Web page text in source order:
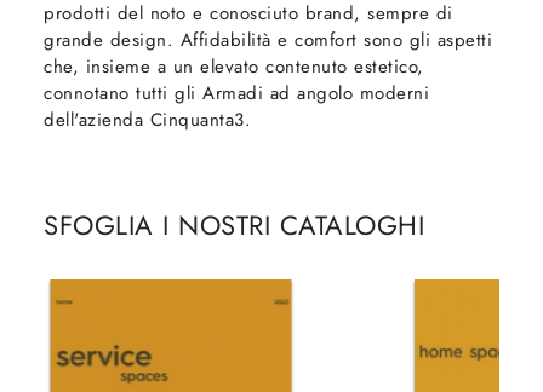
prodotti del noto e conosciuto brand, sempre di
grande design. Affidabilità e comfort sono gli aspetti
che, insieme a un elevato contenuto estetico,
connotano tutti gli Armadi ad angolo moderni
dell'azienda Cinquanta3.
SFOGLIA I NOSTRI CATALOGHI